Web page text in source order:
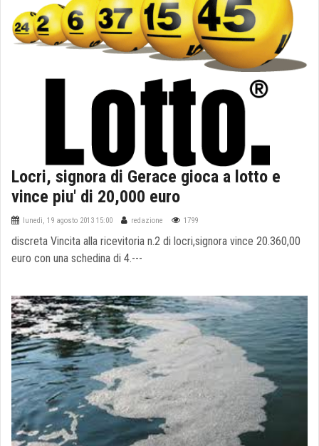
Locri, signora di Gerace gioca a lotto e
vince piu' di 20,000 euro
lunedì, 19 agosto 2013 15:00 redazione 1799
discreta Vincita alla ricevitoria n.2 di locri,signora vince 20.360,00
euro con una schedina di 4.---